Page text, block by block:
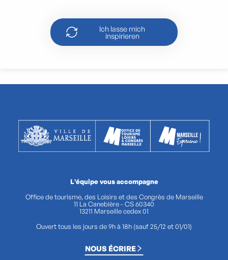
Ich lasse mich
inspirieren
L'équipe vous accompagne
Office de tourisme, des Loisirs et des Congrès de Marseille
11 La Canebière - CS 60340
13211 Marseille cedex 01
Ouvert tous les jours de 9h à 18h (sauf 25/12 et 01/01)
NOUS ÉCRIRE